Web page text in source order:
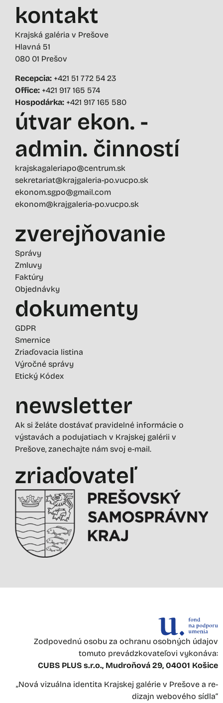
kontakt
Krajská galéria v Prešove
Hlavná 51
080 01 Prešov
Recepcia: +421 51 772 54 23
Office: +421 917 165 574
Hospodárka: +421 917 165 580
útvar ekon. -
admin. činností
krajskagaleriapo@centrum.sk
sekretariat@krajgaleria-po.vucpo.sk
ekonom.sgpo@gmail.com
ekonom@krajgaleria-po.vucpo.sk
zverejňovanie
Správy
Zmluvy
Faktúry
Objednávky
dokumenty
GDPR
Smernice
Zriaďovacia listina
Výročné správy
Etický Kódex
newsletter
Ak si želáte dostávať pravidelné informácie o
výstavách a podujatiach v Krajskej galérii v
Prešove, zanechajte nám svoj e-mail.
zriaďovateľ
Zodpovednú osobu za ochranu osobných údajov
tomuto prevádzkovateľovi vykonáva:
CUBS PLUS s.r.o., Mudroňová 29, 04001 Košice
„Nová vizuálna identita Krajskej galérie v Prešove a re-
dizajn webového sídla“